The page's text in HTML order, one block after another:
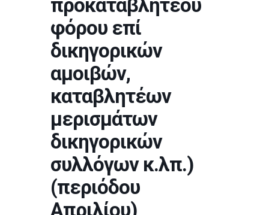
προκαταβλητέου
φόρου επί
δικηγορικών
αμοιβών,
καταβλητέων
μερισμάτων
δικηγορικών
συλλόγων κ.λπ.)
(περιόδου
Απριλίου)